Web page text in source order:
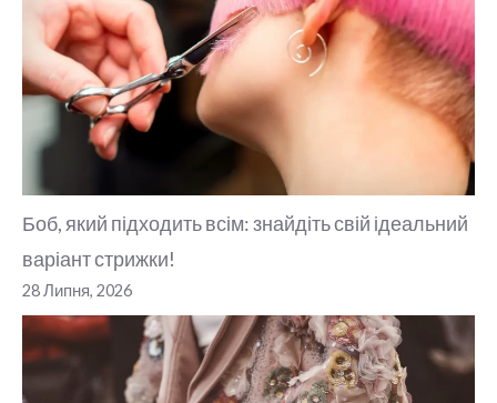
Боб, який підходить всім: знайдіть свій ідеальний
варіант стрижки!
28 Липня, 2026